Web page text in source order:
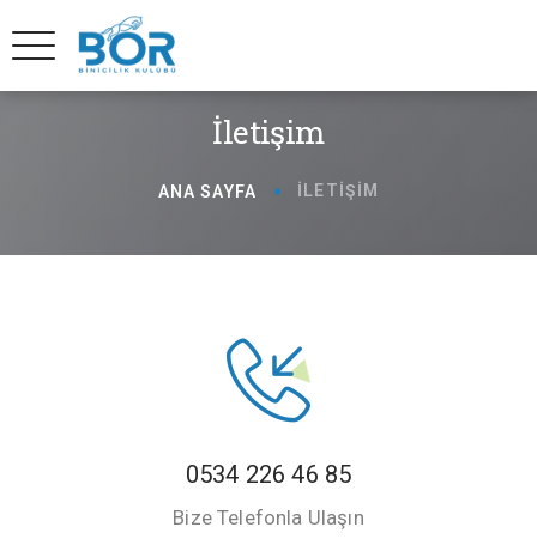
İletişim
ANA SAYFA İLETIŞIM
0534 226 46 85
Bize Telefonla Ulaşın